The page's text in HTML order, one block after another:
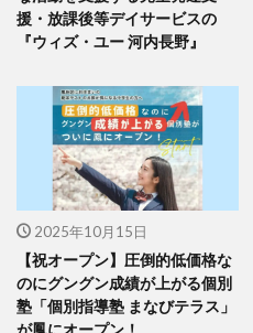
援・放課後等デイサービスの
『ウィズ・ユー 河内長野』
2025年10月15日
【祝オープン】圧倒的低価格な
のにグングン成績が上がる個別
塾「個別指導塾 まなびテラス」